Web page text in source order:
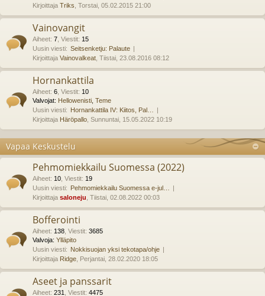
Kirjoittaja Triks , Torstai, 05.02.2015 21:00
Vainovangit
Aiheet: 7 Viestit: 15
Uusin viesti: Seitsenketju: Palaute
Kirjoittaja Vainovalkeat , Tiistai, 23.08.2016 08:12
Hornankattila
Aiheet: 6 Viestit: 10
Valvojat: Hellowenisti Teme
Uusin viesti: Hornankattila IV: Kiitos, Pal…
Kirjoittaja Häröpallo , Sunnuntai, 15.05.2022 10:19
Vapaa Keskustelu
Pehmomiekkailu Suomessa (2022)
Aiheet: 10 Viestit: 19
Uusin viesti: Pehmomiekkailu Suomessa e-jul…
Kirjoittaja saloneju , Tiistai, 02.08.2022 00:03
Bofferointi
Aiheet: 138 Viestit: 3685
Valvoja: Ylläpito
Uusin viesti: Nokkisuojan yksi tekotapa/ohje
Kirjoittaja Ridge , Perjantai, 28.02.2020 18:05
Aseet ja panssarit
Aiheet: 231 Viestit: 4475